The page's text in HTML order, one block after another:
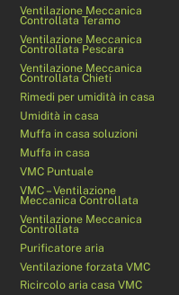
Ventilazione Meccanica
Controllata Teramo
Ventilazione Meccanica
Controllata Pescara
Ventilazione Meccanica
Controllata Chieti
Rimedi per umidità in casa
Umidità in casa
Muffa in casa soluzioni
Muffa in casa
VMC Puntuale
VMC – Ventilazione
Meccanica Controllata
Ventilazione Meccanica
Controllata
Purificatore aria
Ventilazione forzata VMC
Ricircolo aria casa VMC